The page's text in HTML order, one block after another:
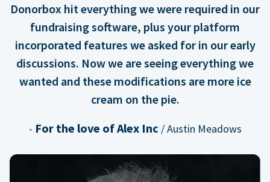
Donorbox hit everything we were required in our
fundraising software, plus your platform
incorporated features we asked for in our early
discussions. Now we are seeing everything we
wanted and these modifications are more ice
cream on the pie.
- For the love of Alex Inc / Austin Meadows